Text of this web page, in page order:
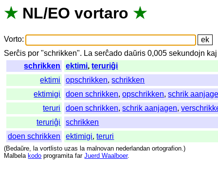
★ NL/EO vortaro ★
Vorto:
Serĉis por "schrikken". La serĉado daŭris 0,005sekundojn kaj
schrikken
ektimi,teruriĝi
ektimi
opschrikken,schrikken
ektimigi
doen schrikken,opschrikken,schrik
teruri
doen schrikken,schrik aanjagen,
teruriĝi
schrikken
doen schrikken
ektimigi,teruri
(Bedaŭre, la vortlisto uzas la malnovan nederlandan ortografion.)
Malbela kodo programita far Juerd Waalboer.